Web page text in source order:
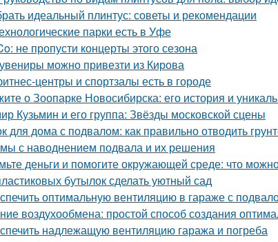
идеальный плинтус: советы и рекомендации
парки есть в Уфе
не пропусти концерты этого сезона
можно привезти из Кирова
центры и спортзалы есть в городе
о Зоопарке Новосибирска: его история и
Кузьмин и его группа: Звёзды московской сцены
для дома с подвалом: как правильно отводить
с наводнением подвала и их решения
деньги и помогите окружающей среде: что
бутылок сделать уютный сад
оптимальную вентиляцию в гараже с
воздухообмена: простой способ создания
надлежащую вентиляцию гаража и погреба